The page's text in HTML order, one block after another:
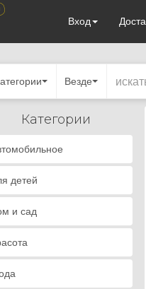
Вход
Везде
Категории
детей
и сад